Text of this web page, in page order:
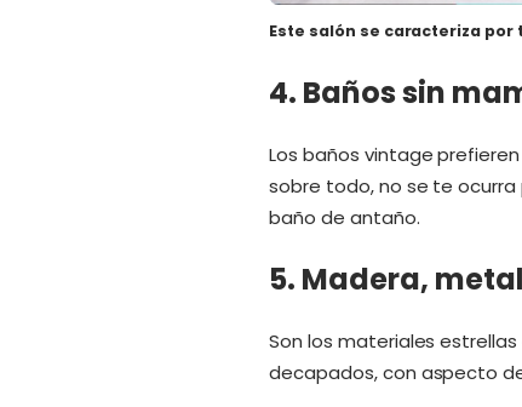
Este salón se caracteriza por
4. Baños sin
Los baños vintage
sobre todo, no se te
baño de antaño.
5. Madera,
Son los materiales
decapados, con aspecto